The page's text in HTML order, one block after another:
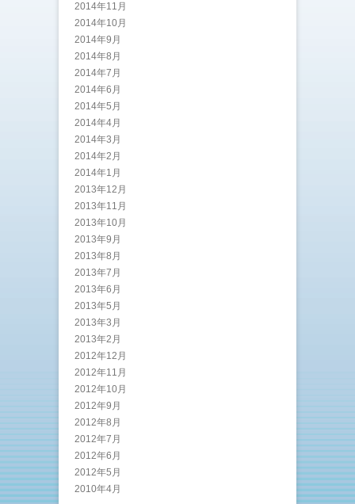
2014年11月
2014年10月
2014年9月
2014年8月
2014年7月
2014年6月
2014年5月
2014年4月
2014年3月
2014年2月
2014年1月
2013年12月
2013年11月
2013年10月
2013年9月
2013年8月
2013年7月
2013年6月
2013年5月
2013年3月
2013年2月
2012年12月
2012年11月
2012年10月
2012年9月
2012年8月
2012年7月
2012年6月
2012年5月
2010年4月